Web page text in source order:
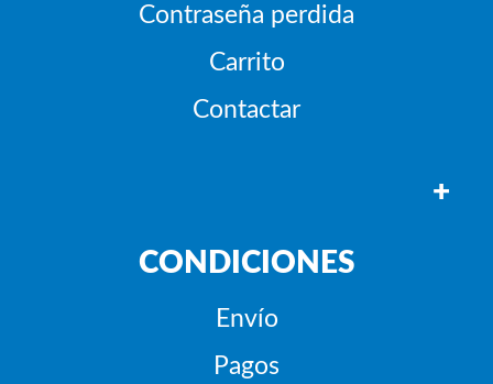
Contraseña perdida
Carrito
Contactar
+
CONDICIONES
Envío
Pagos